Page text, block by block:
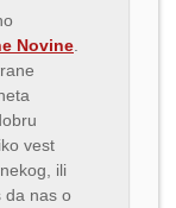
Novine
vest
ili
da nas o